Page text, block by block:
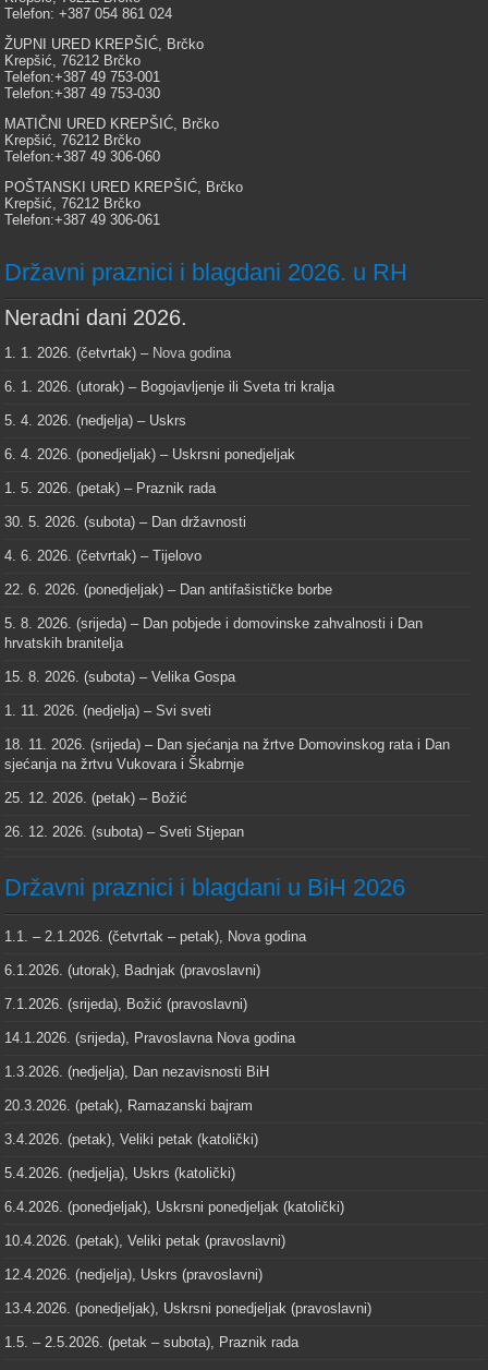
Telefon: +387 054 861 024
ŽUPNI URED KREPŠIĆ, Brčko
Krepšić, 76212 Brčko
Telefon:+387 49 753-001
Telefon:+387 49 753-030
MATIČNI URED KREPŠIĆ, Brčko
Krepšić, 76212 Brčko
Telefon:+387 49 306-060
POŠTANSKI URED KREPŠIĆ, Brčko
Krepšić, 76212 Brčko
Telefon:+387 49 306-061
Državni praznici i blagdani 2026. u RH
Neradni dani 2026.
1. 1. 2026. (četvrtak) – Nova godina
6. 1. 2026. (utorak) – Bogojavljenje ili Sveta tri kralja
5. 4. 2026. (nedjelja) – Uskrs
6. 4. 2026. (ponedjeljak) – Uskrsni ponedjeljak
1. 5. 2026. (petak) – Praznik rada
30. 5. 2026. (subota) – Dan državnosti
4. 6. 2026. (četvrtak) – Tijelovo
22. 6. 2026. (ponedjeljak) – Dan antifašističke borbe
5. 8. 2026. (srijeda) – Dan pobjede i domovinske zahvalnosti i Dan
hrvatskih branitelja
15. 8. 2026. (subota) – Velika Gospa
1. 11. 2026. (nedjelja) – Svi sveti
18. 11. 2026. (srijeda) – Dan sjećanja na žrtve Domovinskog rata i Dan
sjećanja na žrtvu Vukovara i Škabrnje
25. 12. 2026. (petak) – Božić
26. 12. 2026. (subota) – Sveti Stjepan
Državni praznici i blagdani u BiH 2026
1.1. – 2.1.2026. (četvrtak – petak), Nova godina
6.1.2026. (utorak), Badnjak (pravoslavni)
7.1.2026. (srijeda), Božić (pravoslavni)
14.1.2026. (srijeda), Pravoslavna Nova godina
1.3.2026. (nedjelja), Dan nezavisnosti BiH
20.3.2026. (petak), Ramazanski bajram
3.4.2026. (petak), Veliki petak (katolički)
5.4.2026. (nedjelja), Uskrs (katolički)
6.4.2026. (ponedjeljak), Uskrsni ponedjeljak (katolički)
10.4.2026. (petak), Veliki petak (pravoslavni)
12.4.2026. (nedjelja), Uskrs (pravoslavni)
13.4.2026. (ponedjeljak), Uskrsni ponedjeljak (pravoslavni)
1.5. – 2.5.2026. (petak – subota), Praznik rada